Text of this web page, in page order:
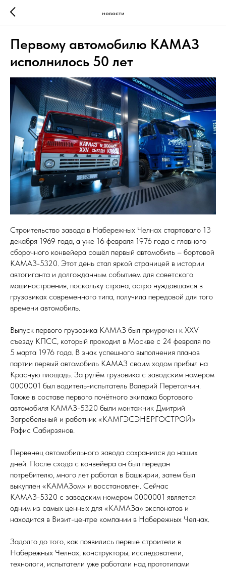
новости
Первому автомобилю КАМАЗ
исполнилось 50 лет
Строительство завода в Набережных Челнах стартовало 13
декабря 1969 года, а уже 16 февраля 1976 года с главного
сборочного конвейера сошёл первый автомобиль – бортовой
КАМАЗ-5320. Этот день стал яркой страницей в истории
автогиганта и долгожданным событием для советского
машиностроения, поскольку страна, остро нуждавшаяся в
грузовиках современного типа, получила передовой для того
времени автомобиль.
Выпуск первого грузовика КАМАЗ был приурочен к XXV
съезду КПСС, который проходил в Москве с 24 февраля по
5 марта 1976 года. В знак успешного выполнения планов
партии первый автомобиль КАМАЗ своим ходом прибыл на
Красную площадь. За рулём грузовика с заводским номером
0000001 был водитель-испытатель Валерий Перетолчин.
Также в составе первого почётного экипажа бортового
автомобиля КАМАЗ-5320 были монтажник Дмитрий
Загребельный и работник «КАМГЭСЭНЕРГОСТРОЙ»
Рафис Сабирзянов.
Первенец автомобильного завода сохранился до наших
дней. После схода с конвейера он был передан
потребителю, много лет работал в Башкирии, затем был
выкуплен «КАМАЗом» и восстановлен. Сейчас
КАМАЗ-5320 с заводским номером 0000001 является
одним из самых ценных для «КАМАЗа» экспонатов и
находится в Визит-центре компании в Набережных Челнах.
Задолго до того, как появились первые строители в
Набережных Челнах, конструкторы, исследователи,
технологи, испытатели уже работали над прототипами